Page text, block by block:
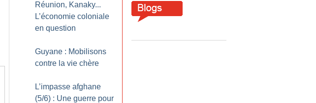
Réunion, Kanaky...
L’économie coloniale
en question
Guyane : Mobilisons
contre la vie chère
L’impasse afghane
(5/6) : Une guerre pour